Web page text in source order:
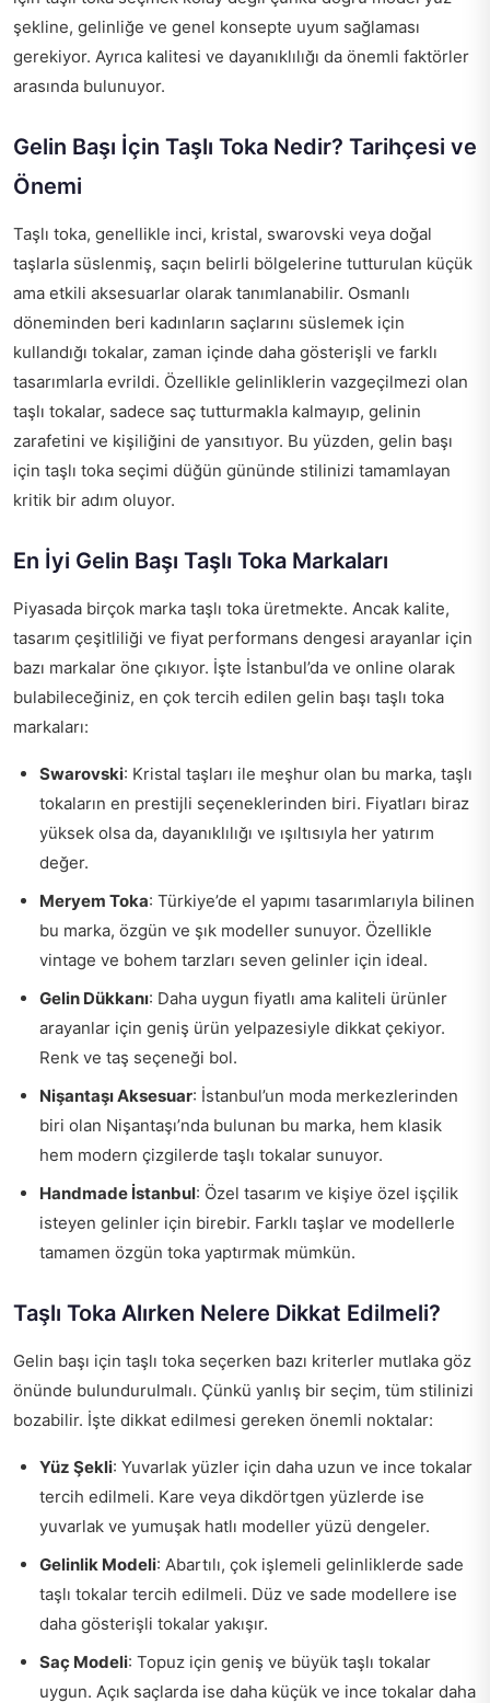
şekline, gelinliğe ve genel konsepte uyum sağlaması
gerekiyor. Ayrıca kalitesi ve dayanıklılığı da önemli faktörler
arasında bulunuyor.
Gelin Başı İçin Taşlı Toka Nedir? Tarihçesi ve
Önemi
Taşlı toka, genellikle inci, kristal, swarovski veya doğal
taşlarla süslenmiş, saçın belirli bölgelerine tutturulan küçük
ama etkili aksesuarlar olarak tanımlanabilir. Osmanlı
döneminden beri kadınların saçlarını süslemek için
kullandığı tokalar, zaman içinde daha gösterişli ve farklı
tasarımlarla evrildi. Özellikle gelinliklerin vazgeçilmezi olan
taşlı tokalar, sadece saç tutturmakla kalmayıp, gelinin
zarafetini ve kişiliğini de yansıtıyor. Bu yüzden, gelin başı
için taşlı toka seçimi düğün gününde stilinizi tamamlayan
kritik bir adım oluyor.
En İyi Gelin Başı Taşlı Toka Markaları
Piyasada birçok marka taşlı toka üretmekte. Ancak kalite,
tasarım çeşitliliği ve fiyat performans dengesi arayanlar için
bazı markalar öne çıkıyor. İşte İstanbul’da ve online olarak
bulabileceğiniz, en çok tercih edilen gelin başı taşlı toka
markaları:
Swarovski: Kristal taşları ile meşhur olan bu marka, taşlı
tokaların en prestijli seçeneklerinden biri. Fiyatları biraz
yüksek olsa da, dayanıklılığı ve ışıltısıyla her yatırım
değer.
Meryem Toka: Türkiye’de el yapımı tasarımlarıyla bilinen
bu marka, özgün ve şık modeller sunuyor. Özellikle
vintage ve bohem tarzları seven gelinler için ideal.
Gelin Dükkanı: Daha uygun fiyatlı ama kaliteli ürünler
arayanlar için geniş ürün yelpazesiyle dikkat çekiyor.
Renk ve taş seçeneği bol.
Nişantaşı Aksesuar: İstanbul’un moda merkezlerinden
biri olan Nişantaşı’nda bulunan bu marka, hem klasik
hem modern çizgilerde taşlı tokalar sunuyor.
Handmade İstanbul: Özel tasarım ve kişiye özel işçilik
isteyen gelinler için birebir. Farklı taşlar ve modellerle
tamamen özgün toka yaptırmak mümkün.
Taşlı Toka Alırken Nelere Dikkat Edilmeli?
Gelin başı için taşlı toka seçerken bazı kriterler mutlaka göz
önünde bulundurulmalı. Çünkü yanlış bir seçim, tüm stilinizi
bozabilir. İşte dikkat edilmesi gereken önemli noktalar:
Yüz Şekli: Yuvarlak yüzler için daha uzun ve ince tokalar
tercih edilmeli. Kare veya dikdörtgen yüzlerde ise
yuvarlak ve yumuşak hatlı modeller yüzü dengeler.
Gelinlik Modeli: Abartılı, çok işlemeli gelinliklerde sade
taşlı tokalar tercih edilmeli. Düz ve sade modellere ise
daha gösterişli tokalar yakışır.
Saç Modeli: Topuz için geniş ve büyük taşlı tokalar
uygun. Açık saçlarda ise daha küçük ve ince tokalar daha